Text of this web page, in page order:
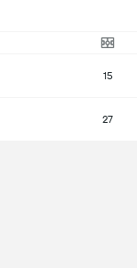
15
27